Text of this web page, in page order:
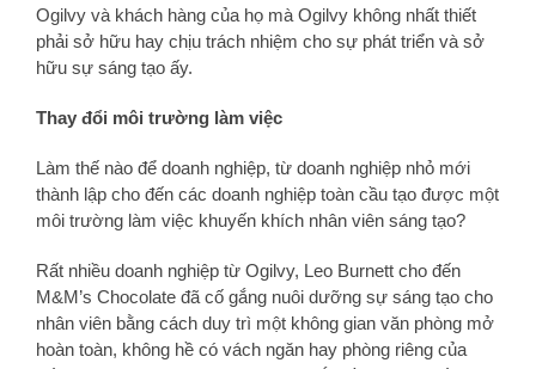
Ogilvy và khách hàng của họ mà Ogilvy không nhất thiết
phải sở hữu hay chịu trách nhiệm cho sự phát triển và sở
hữu sự sáng tạo ấy.
Thay đổi môi trường làm việc
Làm thế nào để doanh nghiệp, từ doanh nghiệp nhỏ mới
thành lập cho đến các doanh nghiệp toàn cầu tạo được một
môi trường làm việc khuyến khích nhân viên sáng tạo?
Rất nhiều doanh nghiệp từ Ogilvy, Leo Burnett cho đến
M&M’s Chocolate đã cố gắng nuôi dưỡng sự sáng tạo cho
nhân viên bằng cách duy trì một không gian văn phòng mở
hoàn toàn, không hề có vách ngăn hay phòng riêng của